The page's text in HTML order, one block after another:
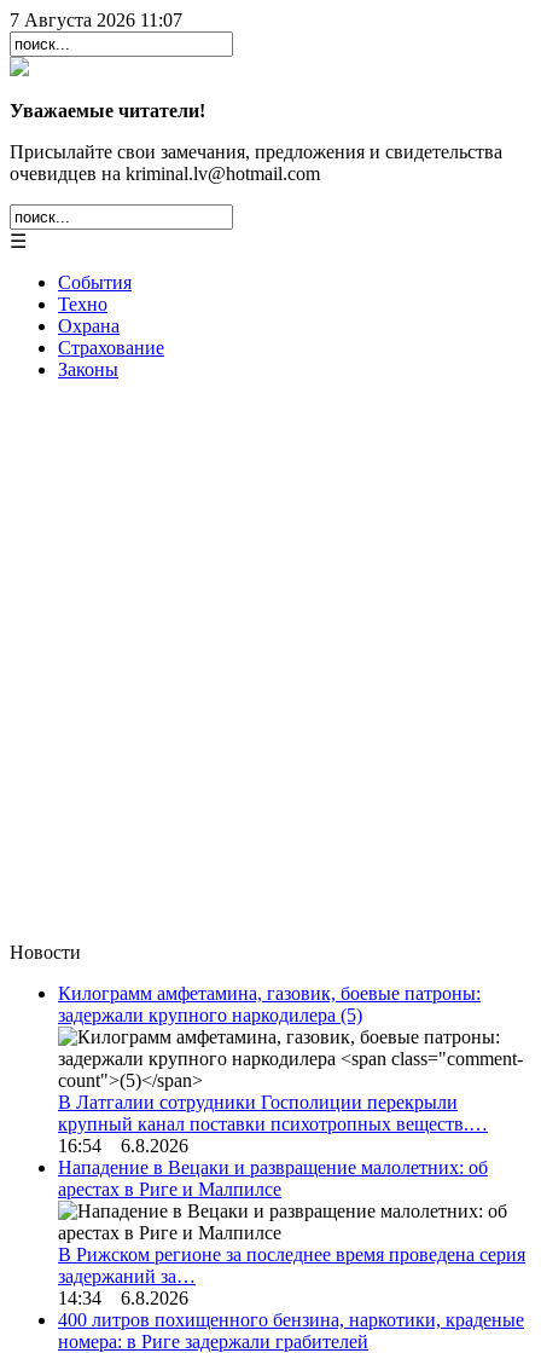
7 Августа 2026 11:07
Уважаемые читатели!
Присылайте свои замечания, предложения и свидетельства
очевидцев на kriminal.lv@hotmail.com
☰
События
Техно
Охрана
Страхование
Законы
Новости
Килограмм амфетамина, газовик, боевые патроны:
задержали крупного наркодилера (5)
В Латгалии сотрудники Госполиции перекрыли
крупный канал поставки психотропных веществ.…
16:54 6.8.2026
Нападение в Вецаки и развращение малолетних: об
арестах в Риге и Малпилсе
В Рижском регионе за последнее время проведена серия
задержаний за…
14:34 6.8.2026
400 литров похищенного бензина, наркотики, краденые
номера: в Риге задержали грабителей